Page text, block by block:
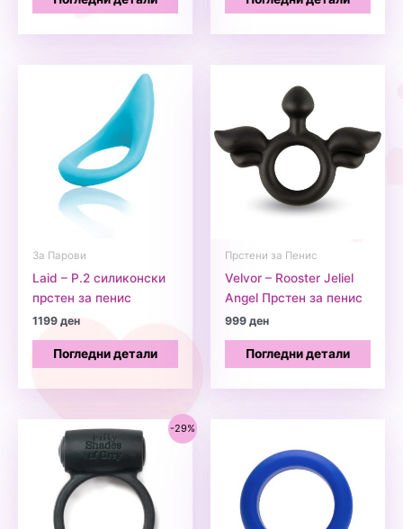
За Парови
Laid – P.2 силиконски
прстен за пенис
1199ден
Погледни детали
Прстени за Пенис
Velvor – Rooster Jeliel
Angel Прстен за пенис
999ден
Погледни детали
-29%